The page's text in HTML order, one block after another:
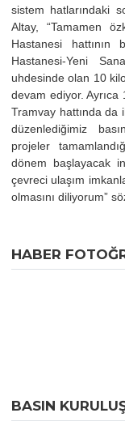
sistem hatlarındaki
Altay, “Tamamen
Hastanesi
Hastanesi-Yeni
uhdesinde olan 10
devam ediyor.
Tramvay hattında da
düzenlediğimiz
projeler
dönem başlayacak
çevreci ulaşım
olmasını diliyorum”
HABER
BASIN